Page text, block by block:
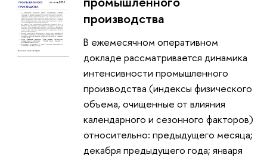
производства
В ежемесячном оперативном
докладе рассматривается динамика
интенсивности промышленного
производства (индексы физического
объема, очищенные от влияния
календарного и сезонного факторов)
относительно: предыдущего месяца;
декабря предыдущего года; января